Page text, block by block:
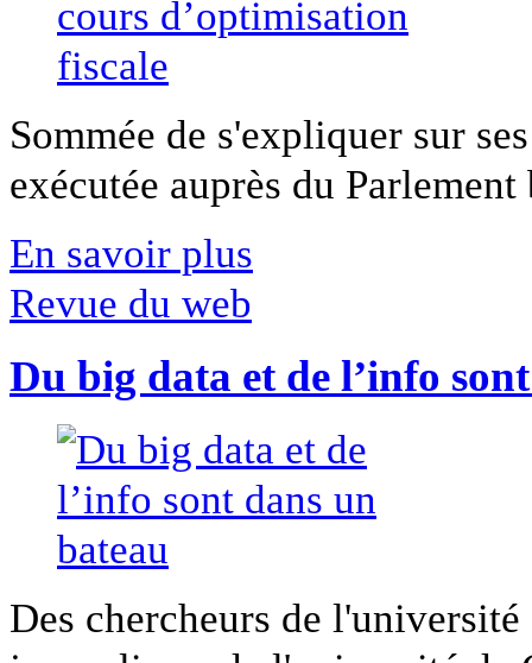
Sommée de s'expliquer sur
exécutée auprès du
En savoir plus
Revue du web
Du big data et de l’info
Des chercheurs de